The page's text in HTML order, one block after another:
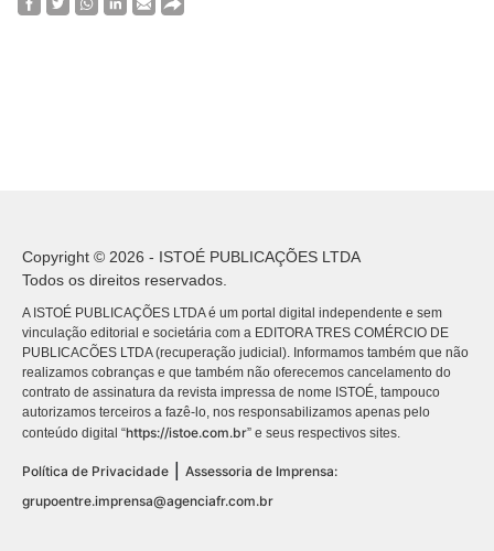
Copyright © 2026 - ISTOÉ PUBLICAÇÕES LTDA
Todos os direitos reservados.
A ISTOÉ PUBLICAÇÕES LTDA é um portal digital independente e sem
vinculação editorial e societária com a EDITORA TRES COMÉRCIO DE
PUBLICACÕES LTDA (recuperação judicial). Informamos também que não
realizamos cobranças e que também não oferecemos cancelamento do
contrato de assinatura da revista impressa de nome ISTOÉ, tampouco
autorizamos terceiros a fazê-lo, nos responsabilizamos apenas pelo
conteúdo digital “https://istoe.com.br” e seus respectivos sites.
Política de Privacidade
Assessoria de Imprensa:
grupoentre.imprensa@agenciafr.com.br